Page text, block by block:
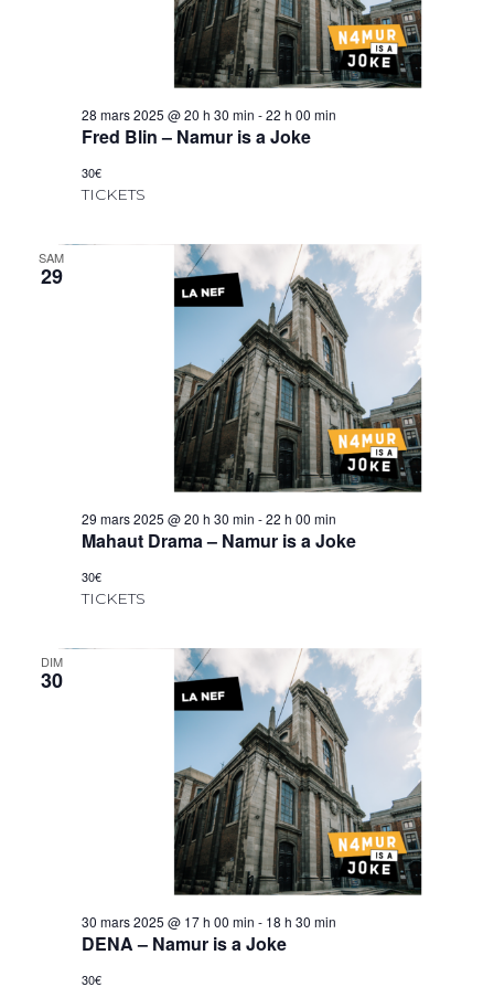
28 mars 2025 @ 20 h 30 min -22 h 00 min
Fred Blin – Namur is a Joke
30€
TICKETS
SAM
29
29 mars 2025 @ 20 h 30 min -22 h 00 min
Mahaut Drama – Namur is a Joke
30€
TICKETS
DIM
30
30 mars 2025 @ 17 h 00 min - 18 h 30 min
DENA – Namur is a Joke
30€